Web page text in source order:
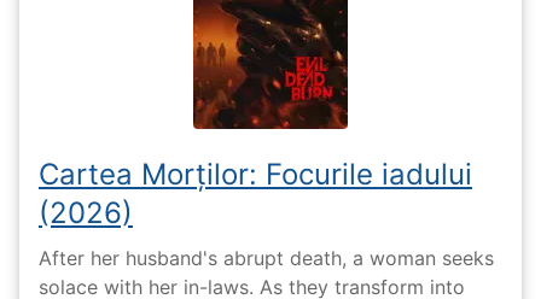
Cartea Morților: Focurile iadului
(2026)
After her husband's abrupt death, a woman seeks
solace with her in-laws. As they transform into